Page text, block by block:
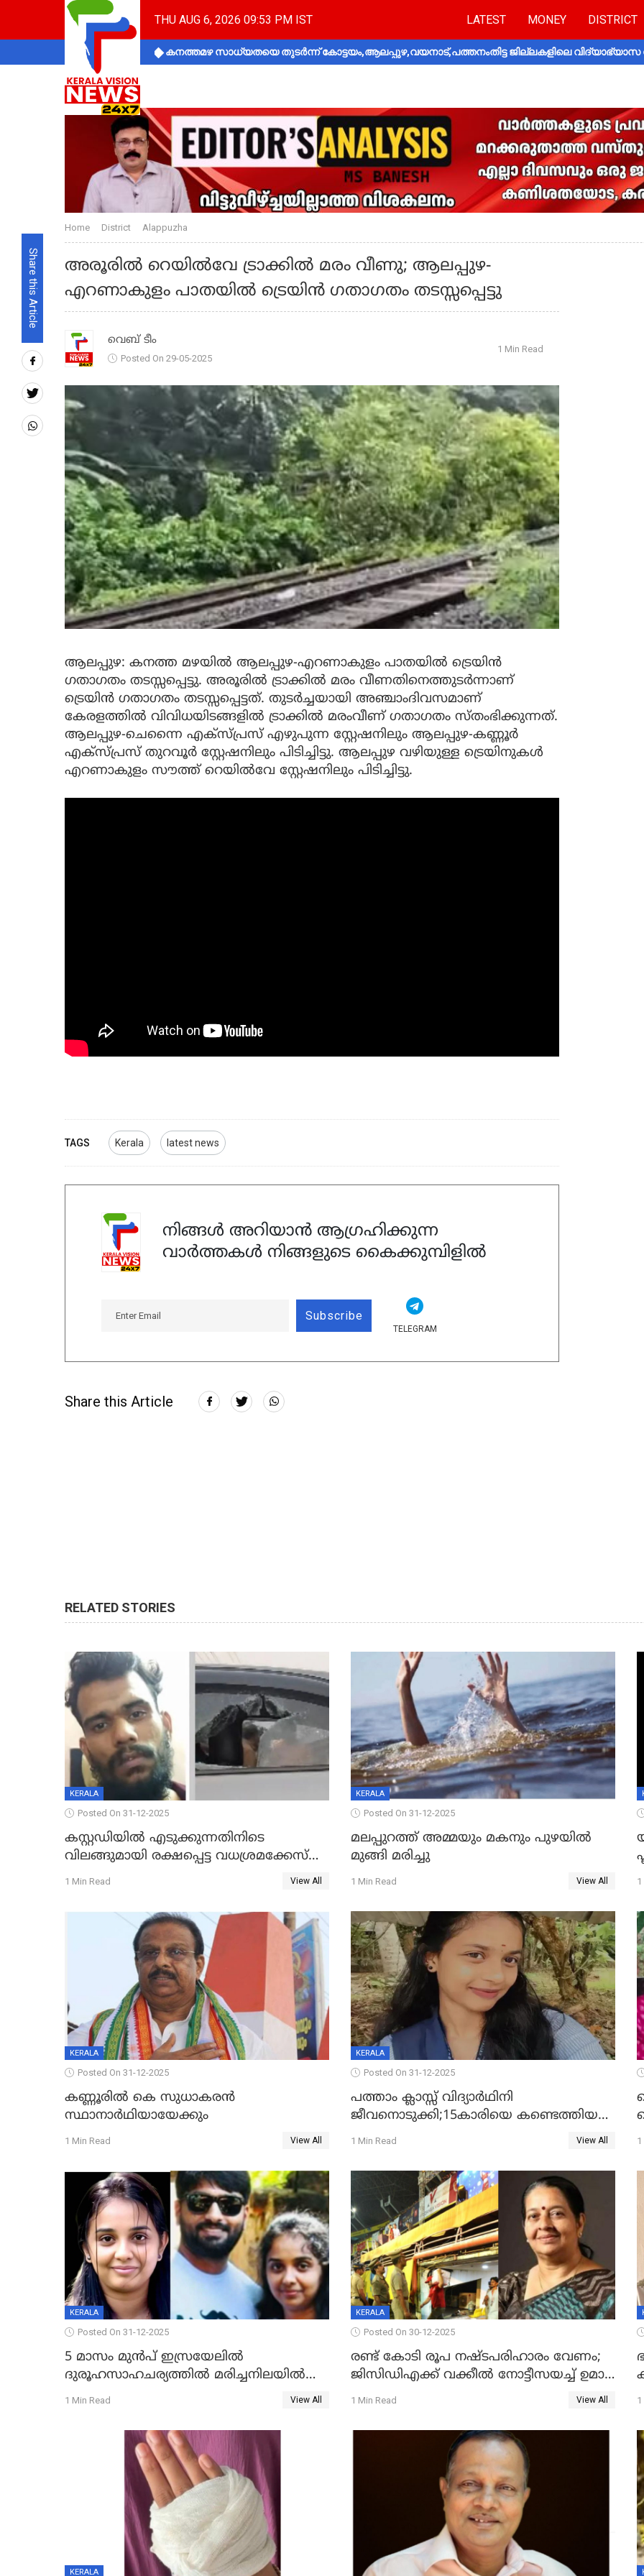
THU AUG 6, 2026 09:53 PM IST LATEST MONEY DISTRICT
കനത്തമഴ സാധ്യതയെ തുടർന്ന് കോട്ടയം,ആലപ്പുഴ,വയനാട്,പത്തനംതിട്ട ജില്ലകളിലെ വിദ്യാഭ്യാസ
Share this Article
Home District Alappuzha
അരൂരിൽ റെയിൽവേ ട്രാക്കിൽ മരം വീണു; ആലപ്പുഴ-
എറണാകുളം പാതയിൽ ട്രെയിൻ ഗതാഗതം തടസ്സപ്പെട്ടു
വെബ് ടീം
Posted On 29-05-2025
1 Min Read
ആലപ്പുഴ: കനത്ത മഴയിൽ ആലപ്പുഴ-എറണാകുളം പാതയിൽ ട്രെയിൻ
ഗതാഗതം തടസ്സപ്പെട്ടു. അരൂരിൽ ട്രാക്കിൽ മരം വീണതിനെത്തുടർന്നാണ്
ട്രെയിൻ ഗതാഗതം തടസ്സപ്പെട്ടത്. തുടർച്ചയായി അഞ്ചാംദിവസമാണ്
കേരളത്തിൽ വിവിധയിടങ്ങളിൽ ട്രാക്കിൽ മരംവീണ് ഗതാഗതം സ്തംഭിക്കുന്നത്.
ആലപ്പുഴ-ചെന്നൈ എക്സ്പ്രസ് എഴുപുന്ന സ്റ്റേഷനിലും ആലപ്പുഴ-കണ്ണൂർ
എക്സ്പ്രസ് തുറവൂർ സ്റ്റേഷനിലും പിടിച്ചിട്ടു. ആലപ്പുഴ വഴിയുള്ള ട്രെയിനുകൾ
എറണാകുളം സൗത്ത് റെയിൽവേ സ്റ്റേഷനിലും പിടിച്ചിട്ടു.
TAGS Kerala latest news
നിങ്ങൾ അറിയാൻ ആഗ്രഹിക്കുന്ന
വാർത്തകൾ നിങ്ങളുടെ കൈക്കുമ്പിളിൽ
Subscribe
TELEGRAM
Share this Article
RELATED STORIES
KERALA
Posted On 31-12-2025
കസ്റ്റഡിയിൽ എടുക്കുന്നതിനിടെ
വിലങ്ങുമായി രക്ഷപ്പെട്ട വധശ്രമക്കേസ്
പ്രതി പിടിയിൽ
1 Min Read View All
KERALA
Posted On 31-12-2025
മലപ്പുറത്ത് അമ്മയും മകനും പുഴയിൽ
മുങ്ങി മരിച്ചു
1 Min Read View All 1
KERALA
Posted On 31-12-2025
കണ്ണൂരിൽ കെ സുധാകരൻ
സ്ഥാനാർഥിയായേക്കും
1 Min Read View All
KERALA
Posted On 31-12-2025
പത്താം ക്ലാസ്സ് വിദ്യാര്‍ഥിനി
ജീവനൊടുക്കി;15കാരിയെ കണ്ടെത്തിയത്
കിടപ്പുമുറിയില്‍ തൂങ്ങി മരിച്ച നിലയിൽ
1 Min Read View All 1
KERALA
Posted On 31-12-2025
5 മാസം മുൻപ് ഇസ്രയേലിൽ
ദുരൂഹസാഹചര്യത്തിൽ മരിച്ചനിലയിൽ
കണ്ടെത്തിയ മലയാളി യുവാവിന്റെ
1 Min Read View All
KERALA
Posted On 30-12-2025
രണ്ട് കോടി രൂപ നഷ്ടപരിഹാരം വേണം;
ജിസിഡിഎക്ക് വക്കീൽ നോട്ടീസയച്ച് ഉമാ
തോമസ്
1 Min Read View All 1
KERALA